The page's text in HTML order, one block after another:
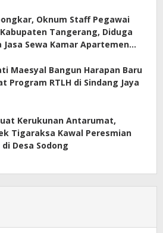
Oknum Staff Pegawai
Kabupaten Tangerang, Diduga
Jasa Sewa Kamar Apartemen
Maesyal Bangun Harapan Baru
Program RTLH di Sindang Jaya
Kerukunan Antarumat,
Tigaraksa Kawal Peresmian
di Desa Sodong